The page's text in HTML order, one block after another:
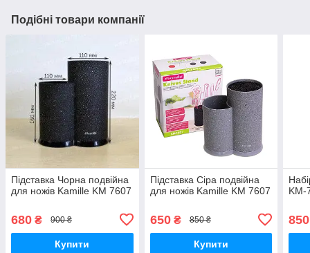
Подібні товари компанії
Підставка Чорна подвійна
для ножів Kamille KM 7607
680 ₴ 900 ₴
Купити
Підставка Сіра подвійна
для ножів Kamille KM 7607
650₴ 850 ₴
Купити
KM-
850